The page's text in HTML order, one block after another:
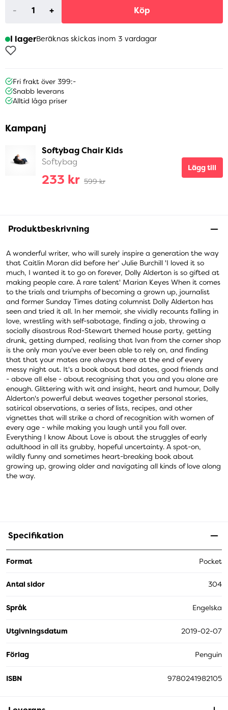
- + Köp
I lagerBeräknas skickas inom 3 vardagar
Fri frakt över 399:-
Snabb leverans
Alltid låga priser
Kampanj
Softybag Chair Kids
Softybag
233 kr 599 kr
Lägg till
Produktbeskrivning
A wonderful writer, who will surely inspire a generation the way
that Caitlin Moran did before her' Julie Burchill 'I loved it so
much, I wanted it to go on forever, Dolly Alderton is so gifted at
making people care. A rare talent' Marian Keyes When it comes
to the trials and triumphs of becoming a grown up, journalist
and former Sunday Times dating columnist Dolly Alderton has
seen and tried it all. In her memoir, she vividly recounts falling in
love, wrestling with self-sabotage, finding a job, throwing a
socially disastrous Rod-Stewart themed house party, getting
drunk, getting dumped, realising that Ivan from the corner shop
is the only man you've ever been able to rely on, and finding
that that your mates are always there at the end of every
messy night out. It's a book about bad dates, good friends and
- above all else - about recognising that you and you alone are
enough. Glittering with wit and insight, heart and humour, Dolly
Alderton's powerful debut weaves together personal stories,
satirical observations, a series of lists, recipes, and other
vignettes that will strike a chord of recognition with women of
every age - while making you laugh until you fall over.
Everything I know About Love is about the struggles of early
adulthood in all its grubby, hopeful uncertainty. A spot-on,
wildly funny and sometimes heart-breaking book about
growing up, growing older and navigating all kinds of love along
the way.
Specifikation
Format Pocket
Antal sidor 304
Språk Engelska
Utgivningsdatum 2019-02-07
Förlag Penguin
ISBN 9780241982105